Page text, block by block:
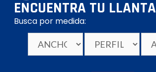
ENCUENTRA TU LLANTA
Busca por medida: